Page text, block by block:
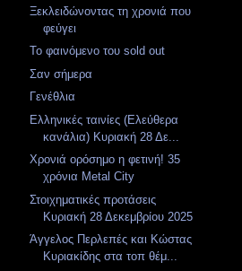
Ξεκλειδώνοντας τη χρονιά που
φεύγει
Το φαινόμενο του sold out
Σαν σήμερα
Γενέθλια
Ελληνικές ταινίες (Ελεύθερα
κανάλια) Κυριακή 28 Δε...
Χρονιά ορόσημο η φετινή! 35
χρόνια Metal City
Στοιχηματικές προτάσεις
Κυριακή 28 Δεκεμβρίου 2025
Άγγελος Περλεπές και Κώστας
Κυριακίδης στα τοπ θέμ...